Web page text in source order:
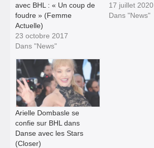
avec BHL : « Un coup de
foudre » (Femme
Actuelle)
23 octobre 2017
Dans "News"
17 juillet 2020
Dans "News"
Arielle Dombasle se
confie sur BHL dans
Danse avec les Stars
(Closer)